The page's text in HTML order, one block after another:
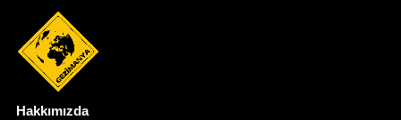
Hakkımızda